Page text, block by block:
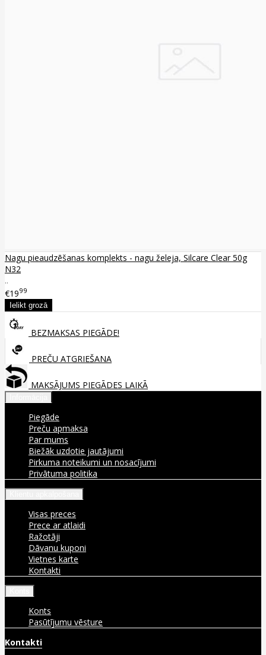
Nagu pieaudzēšanas komplekts - nagu želeja, Silcare Clear 50g
N32
..
€1999
BEZMAKSAS PIEGĀDE!
PREČU ATGRIEŠANA
MAKSĀJUMS PIEGĀDES LAIKĀ
Piegāde
Preču apmaksa
Par mums
Biežāk uzdotie jautājumi
Pirkuma noteikumi un nosacījumi
Privātuma politika
Visas preces
Prece ar atlaidi
Ražotāji
Dāvanu kuponi
Vietnes karte
Kontakti
Konts
Pasūtījumu vēsture
Kontakti